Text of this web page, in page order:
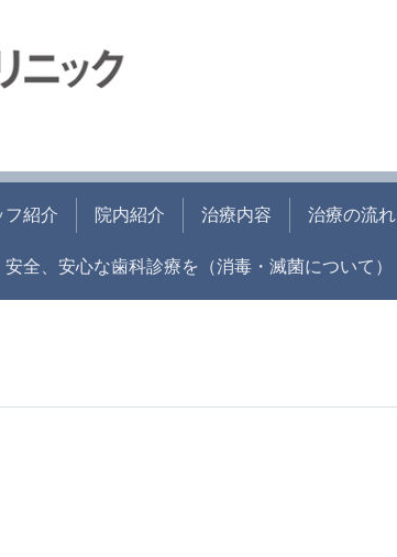
フ紹介 院内紹介 治療内容 治療の流れ
安全、安心な歯科診療を（消毒・滅菌について）